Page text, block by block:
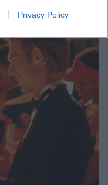
Privacy Policy